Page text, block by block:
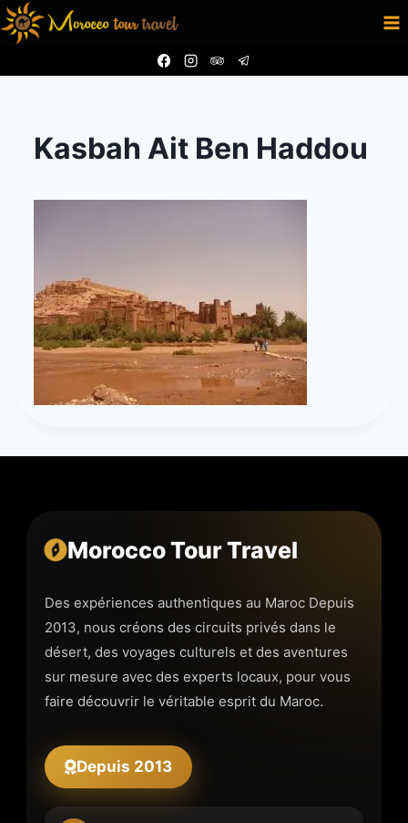
Aller
au
Kasbah Ait Ben Haddou
Morocco Tour Travel
Des expériences authentiques au Maroc Depuis
2013, nous créons des circuits privés dans le
désert, des voyages culturels et des aventures
sur mesure avec des experts locaux, pour vous
faire découvrir le véritable esprit du Maroc.
Depuis 2013